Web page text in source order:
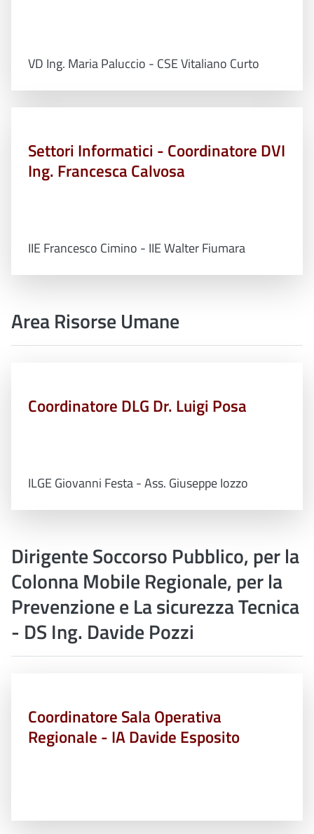
VD Ing. Maria Paluccio - CSE Vitaliano Curto
Settori Informatici - Coordinatore DVI
Ing. Francesca Calvosa
IIE Francesco Cimino - IIE Walter Fiumara
Area Risorse Umane
Coordinatore DLG Dr. Luigi Posa
ILGE Giovanni Festa - Ass. Giuseppe Iozzo
Dirigente Soccorso Pubblico, per la
Colonna Mobile Regionale, per la
Prevenzione e La sicurezza Tecnica
- DS Ing. Davide Pozzi
Coordinatore Sala Operativa
Regionale - IA Davide Esposito